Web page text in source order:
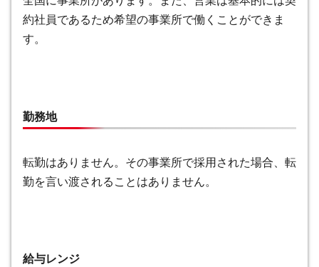
約社員であるため希望の事業所で働くことができま
す。
勤務地
転勤はありません。その事業所で採用された場合、転
勤を言い渡されることはありません。
給与レンジ